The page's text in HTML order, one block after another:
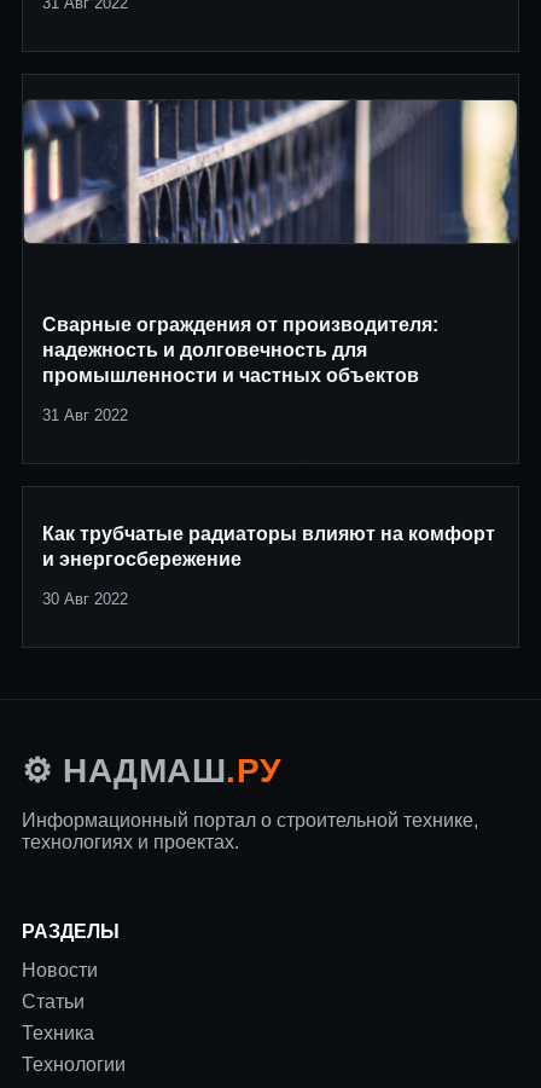
Сварные ограждения от производителя:
надежность и долговечность для
промышленности и частных объектов
31 Авг 2022
Как трубчатые радиаторы влияют на комфорт
и энергосбережение
30 Авг 2022
⚙️ НАДМАШ.РУ
Информационный портал о строительной технике,
технологиях и проектах.
РАЗДЕЛЫ
Новости
Статьи
Техника
Технологии